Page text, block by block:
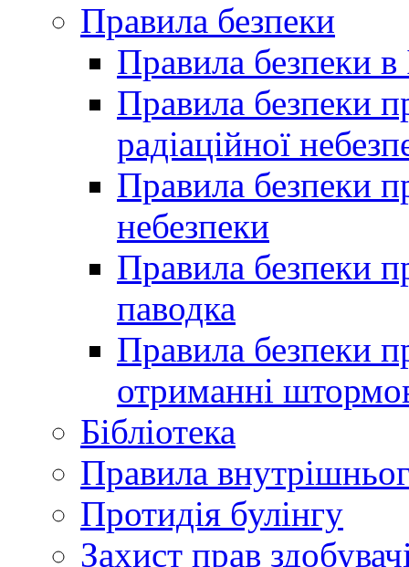
Правила безпеки
Правила безпеки в
Правила безпеки
радіаційної
Правила безпеки
небезпеки
Правила безпеки
паводка
Правила безпеки
отриманні
Бібліотека
Правила
Протидія булінгу
Захист прав